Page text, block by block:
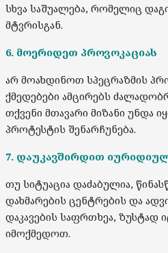
სხვა საშუალება, რომელიც
მტვრისგან.
6. მოერიდეთ პროვოკაციას
არ მოახდინოთ სპეცრაზმის
ქმედებები ამცირებს
თქვენი მთავარი მიზანი უნდა
პროტესტის შენარჩუნება.
7. დაუკავშირდით
თუ სიტუაცია დაძაბულია,
დახმარების ცენტრების და
დაკავების საფრთხეა,
იმოქმედოთ.